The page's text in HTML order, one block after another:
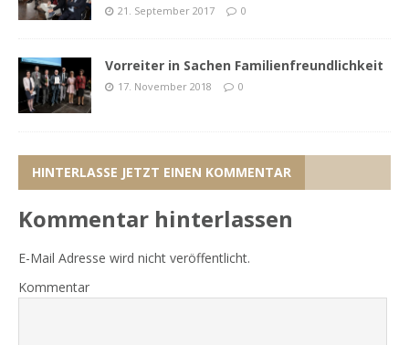
21. September 2017 0
Vorreiter in Sachen Familienfreundlichkeit
17. November 2018 0
HINTERLASSE JETZT EINEN KOMMENTAR
Kommentar hinterlassen
E-Mail Adresse wird nicht veröffentlicht.
Kommentar